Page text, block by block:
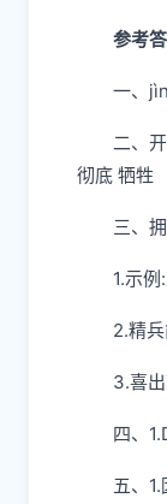
参考
一、
二、
彻底 牺牲
三、
1.示
2.精
3.喜
四、
五、